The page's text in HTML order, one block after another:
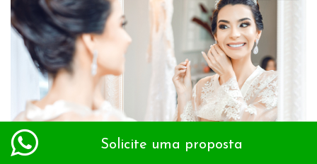
Solicite uma proposta